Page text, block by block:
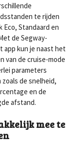
te rijden
Eco, Standaard en
de Segway-
app kun je naast het
van de cruise-mode
parameters
de snelheid,
en de
afstand.
mee te